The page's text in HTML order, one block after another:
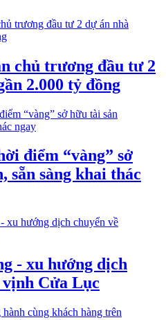
chủ trương đầu tư 2
2.000 tỷ đồng
điểm “vàng” sở
sẵn sàng khai thác
- xu hướng dịch
vịnh Cửa Lục